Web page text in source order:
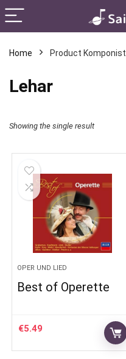
Home Product Komponist
Lehar
Showing the single result
OPER UND LIED
Best of Operette
€5.49